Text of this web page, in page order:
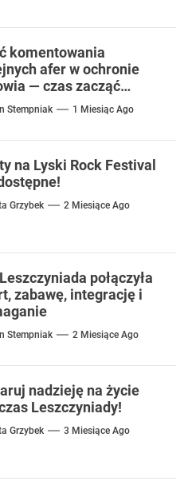
komentowania
afer w ochronie
— czas zacząć
o rozwiązaniach
Stempniak 1 Miesiąc Ago
na Lyski Rock Festival
Grzybek 2 Miesiące Ago
połączyła
zabawę, integrację i
Stempniak 2 Miesiące Ago
nadzieję na życie
Leszczyniady!
Grzybek 3 Miesiące Ago